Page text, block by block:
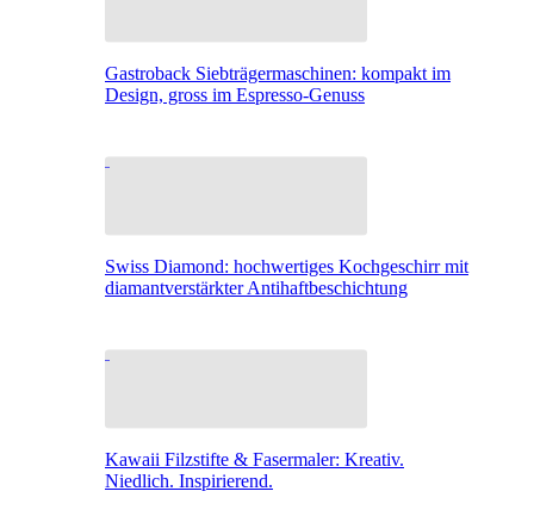
Gastroback Siebträgermaschinen: kompakt im
Design, gross im Espresso-Genuss
Swiss Diamond: hochwertiges Kochgeschirr mit
diamantverstärkter Antihaftbeschichtung
Kawaii Filzstifte & Fasermaler: Kreativ.
Niedlich. Inspirierend.